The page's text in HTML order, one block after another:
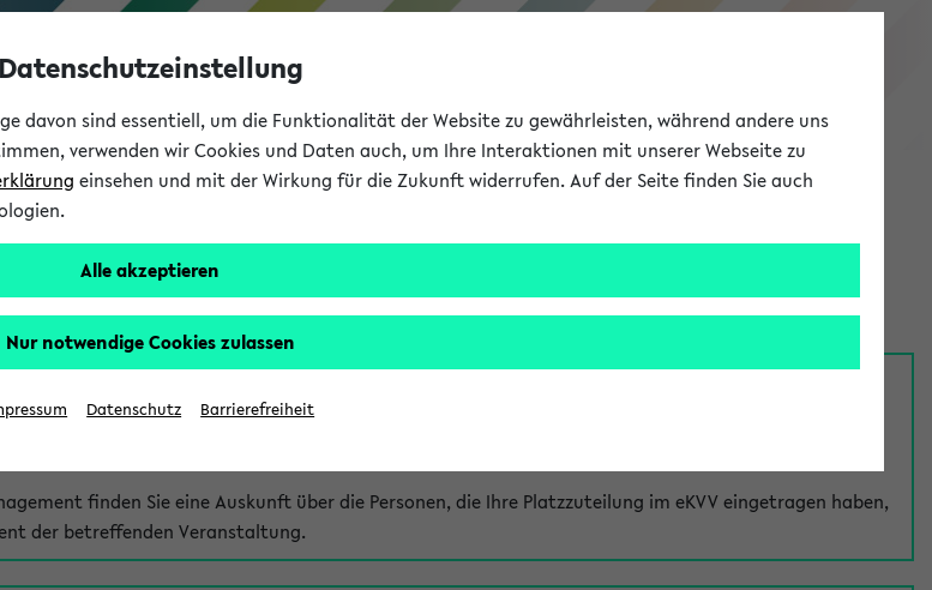
eKVV
finden Sie eine Auskunft über die Personen, die Ihre Platzzuteilung im eKVV eingetragen haben,
der betreffenden Veranstaltung.
Datenschutzeinstellung
davon sind essentiell, um die Funktionalität der Website zu gewährleisten, während andere uns
verwenden wir Cookies und Daten auch, um Ihre Interaktionen mit unserer Webseite zu
einsehen und mit der Wirkung für die Zukunft widerrufen. Auf der Seite finden Sie auch
Alle akzeptieren
Nur notwendige Cookies zulassen
Datenschutz Barrierefreiheit